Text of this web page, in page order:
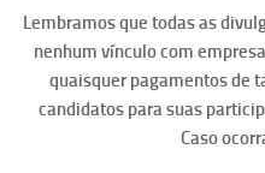
Lembramos que todas as
nenhum vínculo com
quaisquer pagamentos de
candidatos para suas
Caso